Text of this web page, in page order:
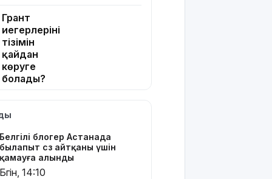
Грант
иегерлерінің
тізімін
қайдан
көруге
болады?
қияр,
қырыққабат
бағасы
арзандады
Белгілі блогер Астанада
былапыт сөз айтқаны үшін
қамауға алынды
Бүгін, 14:10